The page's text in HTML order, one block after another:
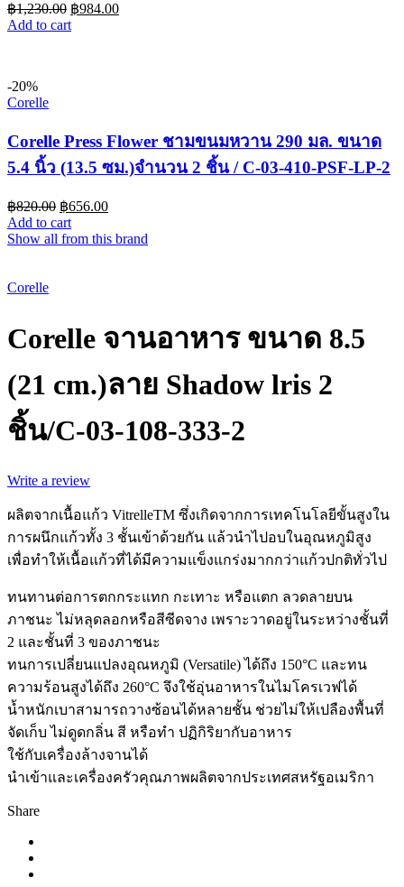
฿1,230.00 ฿984.00
Add to cart
-20%
Corelle
Corelle Press Flower ชามขนมหวาน 290 มล. ขนาด
5.4 นิ้ว (13.5 ซม.)จำนวน 2 ชิ้น / C-03-410-PSF-LP-2
฿820.00 ฿656.00
Add to cart
Show all from this brand
Corelle
Corelle จานอาหาร ขนาด 8.5
(21 cm.)ลาย Shadow lris 2
ชิ้น/C-03-108-333-2
Write a review
ผลิตจากเนื้อแก้ว VitrelleTM ซึ่งเกิดจากการเทคโนโลยีขั้นสูงใน
การผนึกแก้วทั้ง 3 ชั้นเข้าด้วยกัน แล้วนำไปอบในอุณหภูมิสูง
เพื่อทำให้เนื้อแก้วที่ได้มีความแข็งแกร่งมากกว่าแก้วปกติทั่วไป
ทนทานต่อการตกกระแทก กะเทาะ หรือแตก ลวดลายบน
ภาชนะ ไม่หลุดลอกหรือสีซีดจาง เพราะวาดอยู่ในระหว่างชั้นที่
2 และชั้นที่ 3 ของภาชนะ
ทนการเปลี่ยนแปลงอุณหภูมิ (Versatile) ได้ถึง 150°C และทน
ความร้อนสูงได้ถึง 260°C จึงใช้อุ่นอาหารในไมโครเวฟได้
น้ำหนักเบาสามารถวางซ้อนได้หลายชั้น ช่วยไม่ให้เปลืองพื้นที่
จัดเก็บ ไม่ดูดกลิ่น สี หรือทำ ปฏิกิริยากับอาหาร
ใช้กับเครื่องล้างจานได้
นำเข้าและเครื่องครัวคุณภาพผลิตจากประเทศสหรัฐอเมริกา
Share